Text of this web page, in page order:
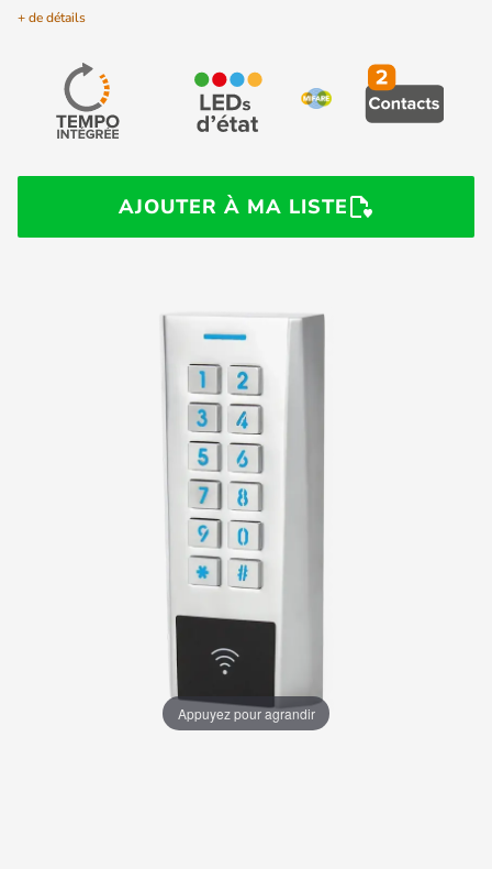
+ de détails
AJOUTER À MA LISTE
Appuyez pour agrandir